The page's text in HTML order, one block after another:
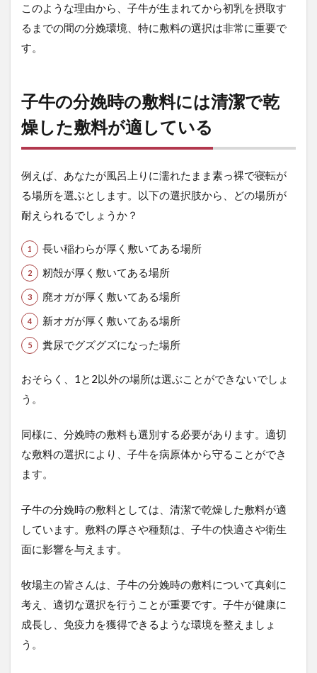
牛
の
娩
敷
料
に
は
清
で
燥
し
敷
料
が
適
し
い
分
娩
時
敷
料
は
子
牛
健
と
生
直
結
る
このような理由から、子牛が生まれてから初乳を摂取す
るまでの間の分娩環境、特に敷料の選択は非常に重要で
す。
子牛の分娩時の敷料には清潔で乾
燥した敷料が適している
例えば、あなたが風呂上りに濡れたまま素っ裸で寝転が
る場所を選ぶとします。以下の選択肢から、どの場所が
耐えられるでしょうか？
長い稲わらが厚く敷いてある場所
籾殻が厚く敷いてある場所
廃オガが厚く敷いてある場所
新オガが厚く敷いてある場所
糞尿でグズグズになった場所
おそらく、1と2以外の場所は選ぶことができないでしょ
う。
同様に、分娩時の敷料も選別する必要があります。適切
な敷料の選択により、子牛を病原体から守ることができ
ます。
子牛の分娩時の敷料としては、清潔で乾燥した敷料が適
しています。敷料の厚さや種類は、子牛の快適さや衛生
面に影響を与えます。
牧場主の皆さんは、子牛の分娩時の敷料について真剣に
考え、適切な選択を行うことが重要です。子牛が健康に
成長し、免疫力を獲得できるような環境を整えましょ
う。